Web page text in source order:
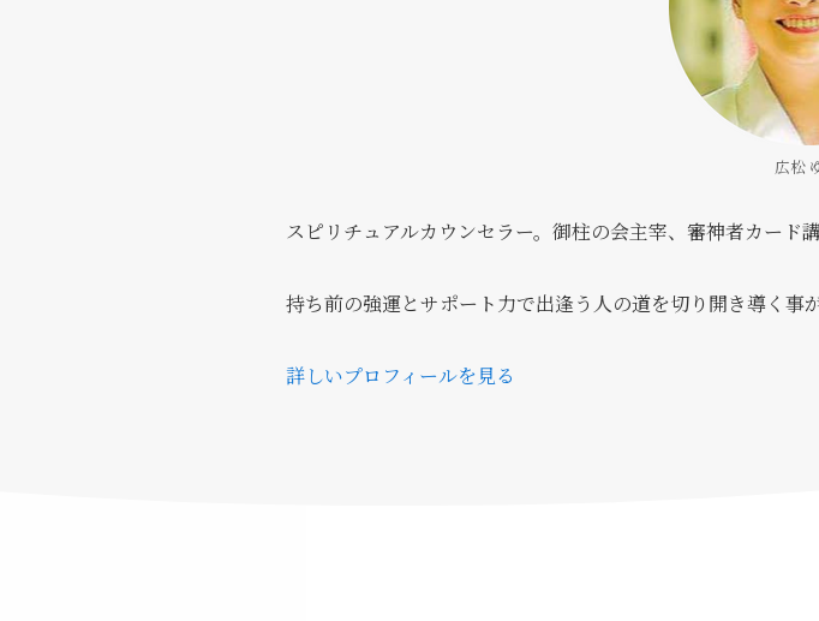
広松
スピリチュアルカウンセラー。御柱の会主宰、審神者カード
持ち前の強運とサポート力で出逢う人の道を切り開き導く事
詳しいプロフィールを見る